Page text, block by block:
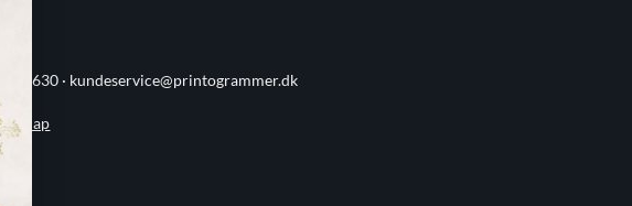
1630 · kundeservice@printogrammer.dk